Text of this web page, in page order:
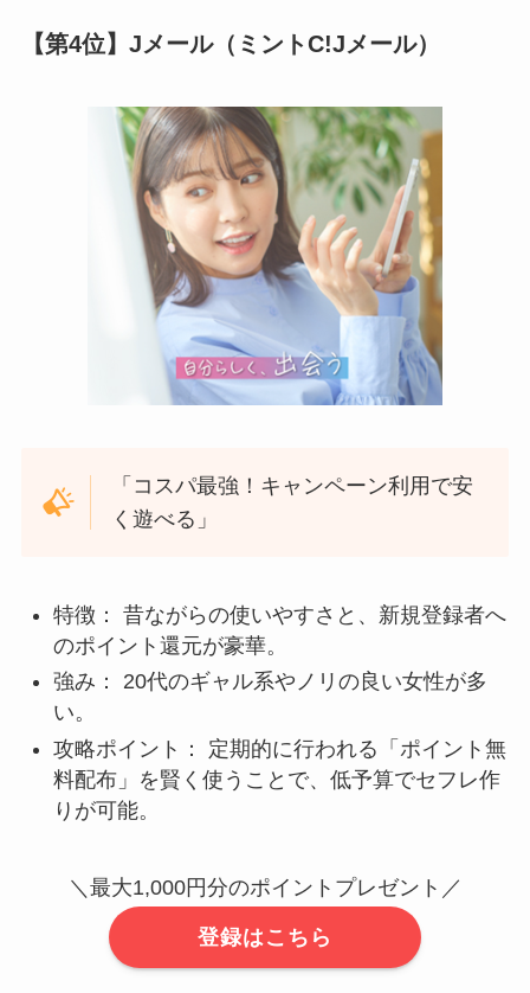
【第4位】Jメール（ミントC!Jメール）
「コスパ最強！キャンペーン利用で安
く遊べる」
特徴： 昔ながらの使いやすさと、新規登録者へ
のポイント還元が豪華。
強み： 20代のギャル系やノリの良い女性が多
い。
攻略ポイント： 定期的に行われる「ポイント無
料配布」を賢く使うことで、低予算でセフレ作
りが可能。
＼最大1,000円分のポイントプレゼント／
登録はこちら